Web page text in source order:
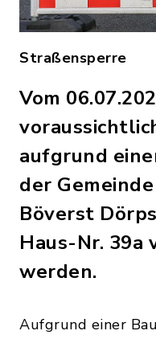
Straßensperre
Vom
aufgrund
der
Böverst
Haus-Nr.
werden.
Aufgrund einer